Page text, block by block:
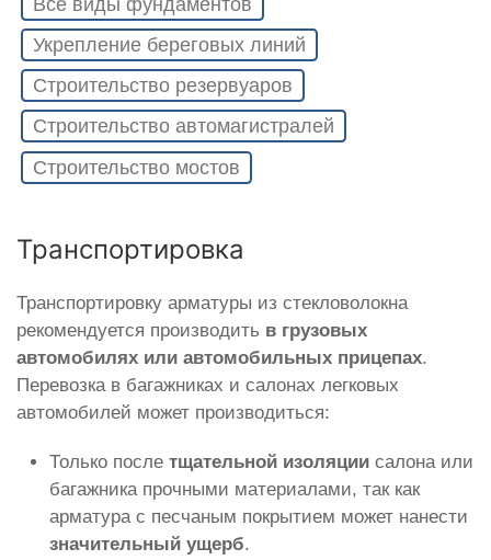
Укрепление береговых линий
Строительство резервуаров
Строительство автомагистралей
Строительство мостов
Транспортировка
Транспортировку арматуры из стекловолокна
рекомендуется производить в грузовых
автомобилях или автомобильных прицепах.
Перевозка в багажниках и салонах легковых
автомобилей может производиться:
Только после тщательной изоляции салона или
багажника прочными материалами, так как
арматура с песчаным покрытием может нанести
значительный ущерб.